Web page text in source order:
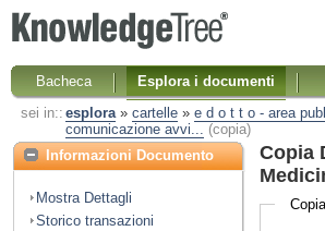
Bacheca
Esplora i documenti
sei in:: esplora» cartelle» e d o t t o - area
comunicazione avvi... (copia)
Informazioni Documento
Mostra Dettagli
Storico transazioni
Copia